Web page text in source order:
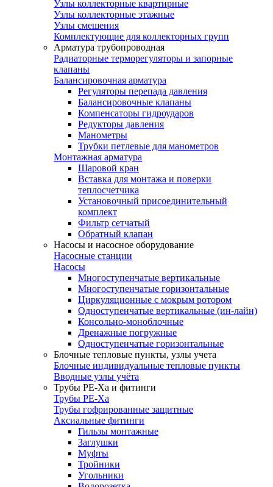
Узлы коллекторные квартирные
Узлы коллекторные этажные
Узлы смешения
Комплектующие для коллекторных групп
Арматура трубопроводная
Радиаторные терморегуляторы и запорные
клапаны
Балансировочная арматура
Регуляторы перепада давления
Балансировочные клапаны
Компенсаторы гидроударов
Редукторы давления
Манометры
Трубки петлевые для манометров
Монтажная арматура
Шаровой кран
Вставка для монтажа и поверки
теплосчетчика
Установочный присоединительный
комплект
Фильтр сетчатый
Обратный клапан
Насосы и насосное оборудование
Насосные станции
Насосы
Многоступенчатые вертикальные
Многоступенчатые горизонтальные
Циркуляционные с мокрым ротором
Одноступенчатые вертикальные (ин-лайн)
Консольно-моноблочные
Дренажные погружные
Одноступенчатые горизонтальные
Блочные тепловые пункты, узлы учета
Блочные индивидуальные тепловые пункты
Вводные узлы учёта
Трубы РЕ-Ха и фитинги
Трубы РЕ-Ха
Трубы гофрированные защитные
Аксиальные фитинги
Гильзы монтажные
Заглушки
Муфты
Тройники
Угольники